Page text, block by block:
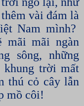
vài đám là
Nam mình?
mãi mãi ngàn
sông, những
khung trời mất
thú cỏ cây lẫn
mồ côi!